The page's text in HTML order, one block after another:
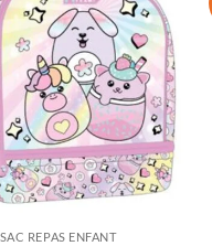
SAC REPAS ENFANT